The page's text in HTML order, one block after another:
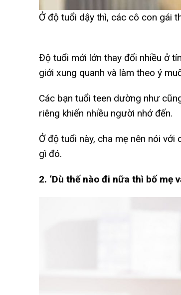
Ở độ tuổi dậy thì, các cô con gái
Độ tuổi mới lớn thay đổi nhiều ở
giới xung quanh và làm theo ý
Các bạn tuổi teen dường như
riêng khiến nhiều người nhớ đến.
Ở độ tuổi này, cha mẹ nên nói
gì đó.
2. ‘Dù thế nào đi nữa thì bố mẹ